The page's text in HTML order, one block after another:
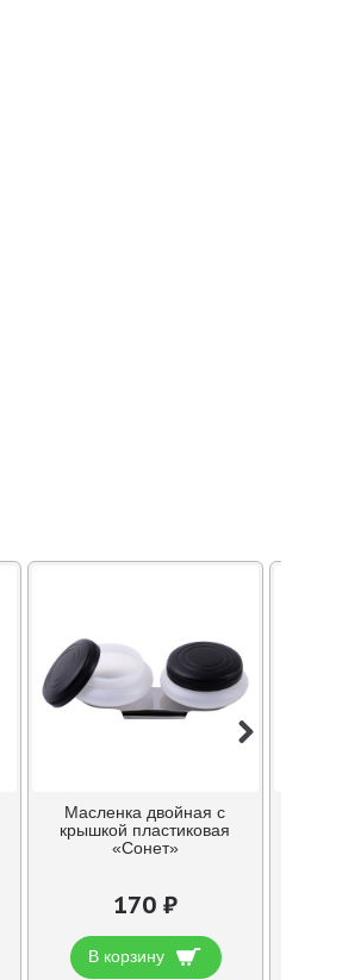
Масленка двойная с
крышкой пластиковая
«Сонет»
170 ₽
В корзину